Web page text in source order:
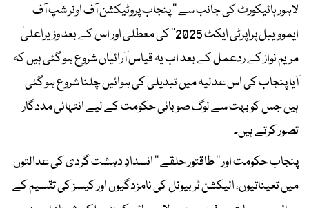
لاہور ہائیکورٹ کی جانب سے ’’ پنجاب پروٹیکشن آف اونر شپ آف
ایموویبل پراپرٹی ایکٹ 2025‘‘ کی معطلی اور اس کے بعد وزیراعلیٰ
مریم نواز کے ردعمل کے بعد اب یہ قیاس آرائیاں شروع ہو گئی ہیں کہ
آیا پنجاب کی اس عدلیہ میں تبدیلی کی ہوائیں چلنا شروع ہو گئی
ہیں جس کو بہت سے لوگ صوبائی حکومت کے لیے انتہائی مددگار
تصور کرتے ہیں۔
پنجاب حکومت اور ’’ طاقتور حلقے ‘‘ انسدادِ دہشت گردی کی عدالتوں
میں تعیناتیوں، الیکشن ٹربیونل کی نامزدگیوں اور کیسز کی تقسیم کے